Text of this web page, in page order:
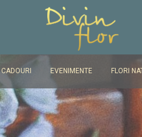
CADOURI EVENIMENTE FLORI